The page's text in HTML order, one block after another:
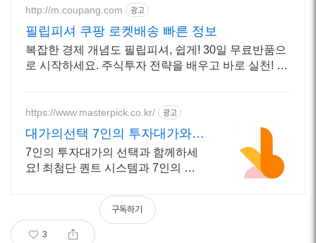
http://m.coupang.com 광고
필립피셔 쿠팡 로켓배송 빠른 정보
복잡한 경제 개념도 필립피셔, 쉽게! 30일 무료반품으
로 시작하세요. 주식투자 전략을 배우고 바로 실천! 오
https://www.masterpick.co.kr/ 광고
대가의선택 7인의 투자대가와
함께하세요
7인의 투자대가의 선택과 함께하세
요! 최첨단 퀀트 시스템과 7인의 투
부터 투자점수까지
3
구독하기